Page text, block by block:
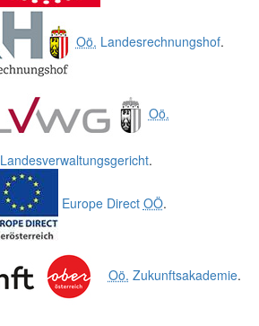
Oö. Landesrechnungshof.
Oö.
Landesverwaltungsgericht.
Europe Direct OÖ.
Oö. Zukunftsakademie.